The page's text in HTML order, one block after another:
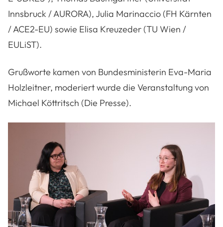
Innsbruck / AURORA), Julia Marinaccio (FH Kärnten
/ ACE2-EU) sowie Elisa Kreuzeder (TU Wien /
EULiST).
Grußworte kamen von Bundesministerin Eva-Maria
Holzleitner, moderiert wurde die Veranstaltung von
Michael Köttritsch (Die Presse).